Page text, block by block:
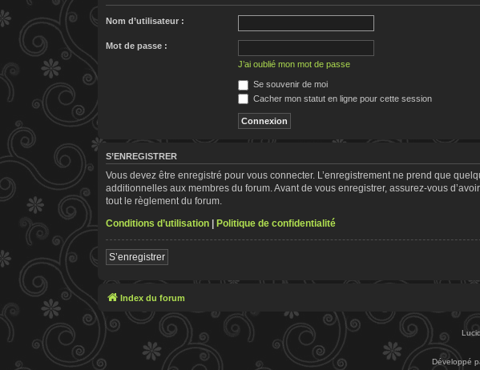
Nom d’utilisateur :
Mot de passe :
J’ai oublié mon mot de passe
Se souvenir de moi
Cacher mon statut en ligne pour cette session
S’ENREGISTRER
Vous devez être enregistré pour vous connecter. L’enregistrement ne prend que
additionnelles aux membres du forum. Avant de vous enregistrer, assurez-vous
tout le règlement du forum.
Conditions d’utilisation | Politique de confidentialité
S’enregistrer
Index du forum
Développé